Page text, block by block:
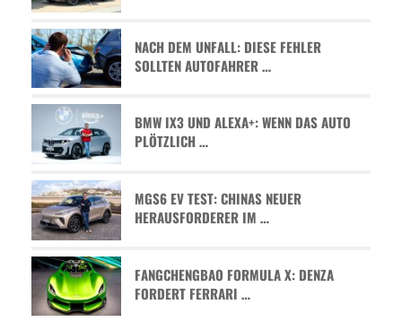
NACH DEM UNFALL: DIESE FEHLER
SOLLTEN AUTOFAHRER …
BMW IX3 UND ALEXA+: WENN DAS AUTO
PLÖTZLICH …
MGS6 EV TEST: CHINAS NEUER
HERAUSFORDERER IM …
FANGCHENGBAO FORMULA X: DENZA
FORDERT FERRARI …